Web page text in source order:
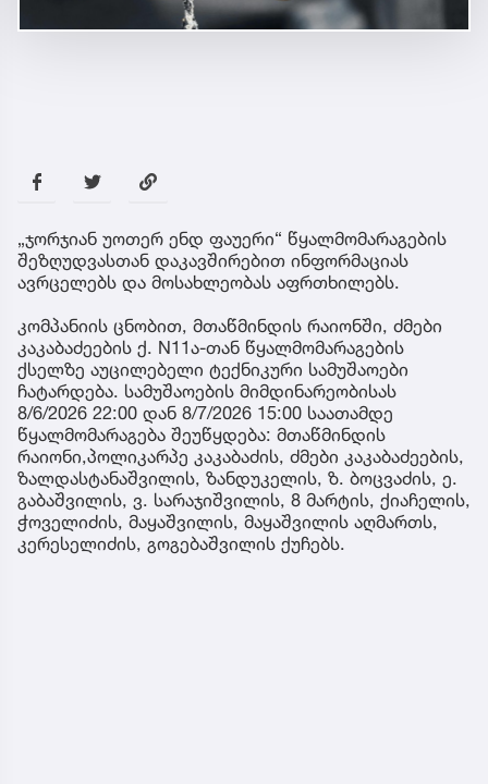
„ჯორჯიან უოთერ ენდ ფაუერი“ წყალმომარაგების
შეზღუდვასთან დაკავშირებით ინფორმაციას
ავრცელებს და მოსახლეობას აფრთხილებს.
კომპანიის ცნობით, მთაწმინდის რაიონში, ძმები
კაკაბაძეების ქ. N11ა-თან წყალმომარაგების
ქსელზე აუცილებელი ტექნიკური სამუშაოები
ჩატარდება. სამუშაოების მიმდინარეობისას
8/6/2026 22:00 დან 8/7/2026 15:00 საათამდე
წყალმომარაგება შეუწყდება: მთაწმინდის
რაიონი,პოლიკარპე კაკაბაძის, ძმები კაკაბაძეების,
ზალდასტანაშვილის, ზანდუკელის, ზ. ბოცვაძის, ე.
გაბაშვილის, ვ. სარაჯიშვილის, 8 მარტის, ქიაჩელის,
ჭოველიძის, მაყაშვილის, მაყაშვილის აღმართს,
კერესელიძის, გოგებაშვილის ქუჩებს.